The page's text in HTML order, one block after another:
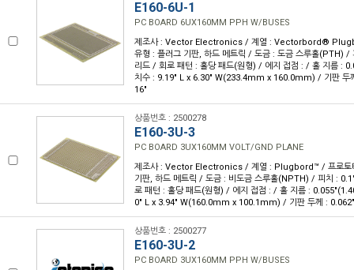
E160-6U-1
PC BOARD 6UX160MM PPH W/BUSES
제조사 : Vector Electronics / 계열 : Vectorbord®
유형 : 플러그 기판, 하드 메트릭 / 도금 : 도금 스루홀(PTH)
리드 / 회로 패턴 : 홀당 패드(원형) / 에지 접점 : / 홀 지름 :
치수 : 9.19" L x 6.30" W(233.4mm x 160.0mm) / 기판
16"
상품번호 : 2500278
E160-3U-3
PC BOARD 3UX160MM VOLT/GND PLANE
제조사 : Vector Electronics / 계열 : Plugbord™ / 프로토
기판, 하드 메트릭 / 도금 : 비도금 스루홀(NPTH) / 피치 :
로 패턴 : 홀당 패드(원형) / 에지 접점 : / 홀 지름 :
0" L x 3.94" W(160.0mm x 100.1mm) / 기판 두께 :
상품번호 : 2500277
E160-3U-2
PC BOARD 3UX160MM PPH W/BUSES